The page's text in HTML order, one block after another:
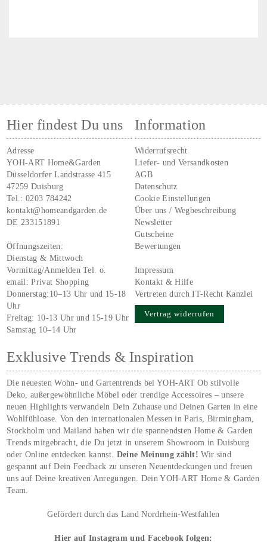
Hier findest Du uns
Adresse
YOH-ART Home&Garden
Düsseldorfer Landstrasse 415
47259 Duisburg
Tel.:0203 784242
kontakt@homeandgarden.de
DE 233151891
Öffnungszeiten:
Dienstag & Mittwoch
Vormittag/Anmelden Tel. o.
email:Privat Shopping
Donnerstag:10–13 Uhr und 15-18
Uhr
Freitag: 10-13 Uhr und 15-19 Uhr
Samstag 10–14 Uhr
Information
Widerrufsrecht
Liefer- und Versandkosten
AGB
Datenschutz
Cookie Einstellungen
Über uns / Wegbeschreibung
Newsletter
Gutscheine
Bewertungen
Impressum
Kontakt & Hilfe
Vertreten durch IT-Recht Kanzlei
Vertrag widerrufen
Exklusive Trends & Inspiration
Die neuesten Wohn- und Gartentrends bei YOH‑ART Ob stilvolle
Deko, außergewöhnliche Möbel oder trendige Accessoires – unsere
neuen Highlights verwandeln Dein Zuhause und Deinen Garten in eine
Wohlfühloase. Von den internationalen Messen in Paris, Birmingham,
Stockholm und Mailand haben wir die spannendsten Home & Garden
Trends mitgebracht, die Du jetzt in unserem Showroom in Duisburg
oder Online entdecken kannst. Deine Meinung zählt!Wir sind
gespannt auf Dein Feedback zu unseren Neuentdeckungen und freuen
uns auf Deine kreativen Anregungen. Dein YOH‑ART Home & Garden
Team.
Gefördert durch das Land Nordrhein-Westfahlen
Hier auf Instagram und Facebook folgen: